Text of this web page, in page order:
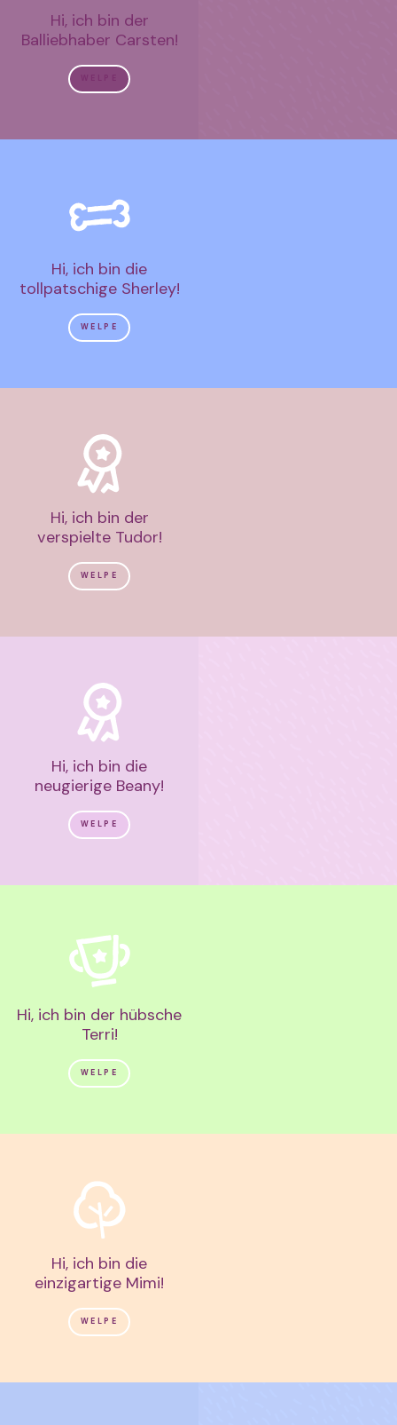
Hi, ich bin der
Balliebhaber Carsten!
Hi, ich bin die
tollpatschige Sherley!
WELPE
Hi, ich bin der
verspielte Tudor!
WELPE
Hi, ich bin die
neugierige Beany!
WELPE
Hi, ich bin der hübsche
Terri!
WELPE
Hi, ich bin die
einzigartige Mimi!
WELPE